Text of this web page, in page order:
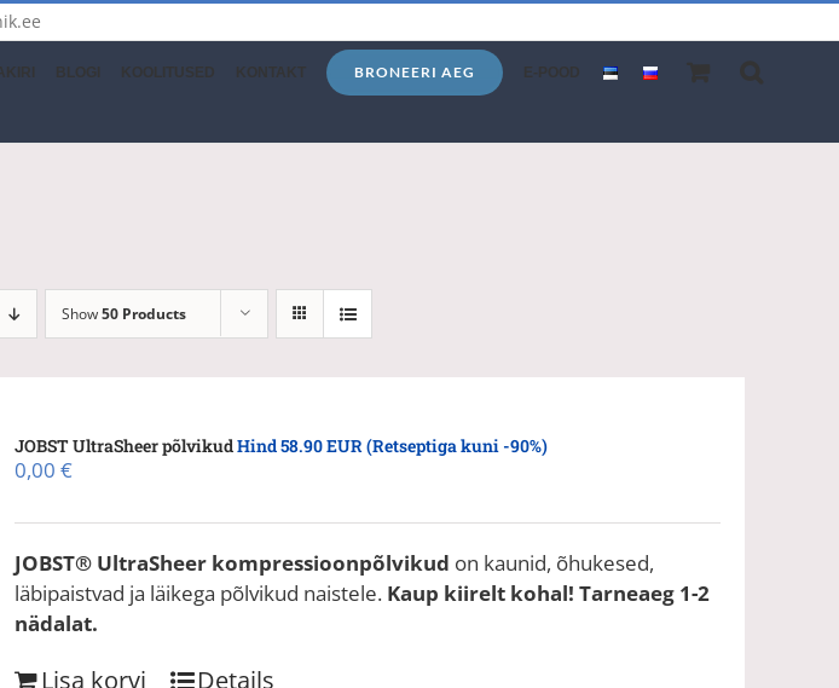
BLOGI KOOLITUSED KONTAKT BRONEERI AEG E-POOD
Show50 Products
JOBST UltraSheer põlvikudHind 58.90 EUR (Retseptiga kuni -90%)
0,00€
JOBST® UltraSheer kompressioonpõlvikud on kaunid, õhukesed,
läbipaistvad ja läikega põlvikud naistele. Kaup kiirelt kohal! Tarneaeg 1-2
nädalat.
Lisa korvi Details